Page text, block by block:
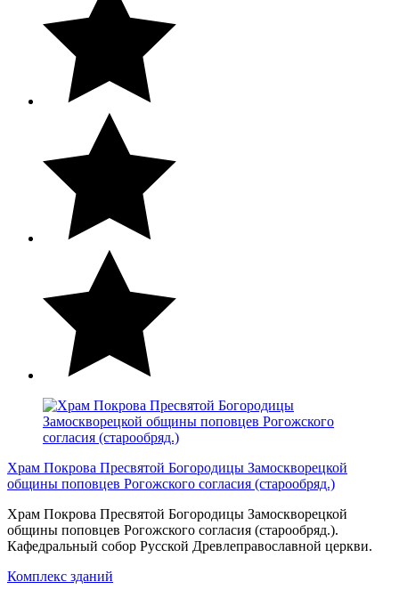
Храм Покрова Пресвятой Богородицы Замоскворецкой
общины поповцев Рогожского согласия (старообряд.)
Храм Покрова Пресвятой Богородицы Замоскворецкой
общины поповцев Рогожского согласия (старообряд.).
Кафедральный собор Русской Древлеправославной церкви.
Комплекс зданий